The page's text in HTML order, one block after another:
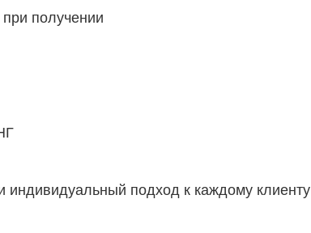
получении
индивидуальный подход к каждому клиенту